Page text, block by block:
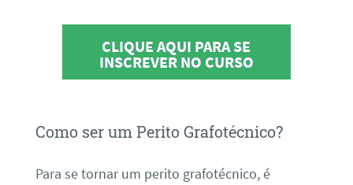
CLIQUE AQUI PARA SE
INSCREVER NO CURSO
Como ser um Perito Grafotécnico?
Para se tornar um perito grafotécnico, é